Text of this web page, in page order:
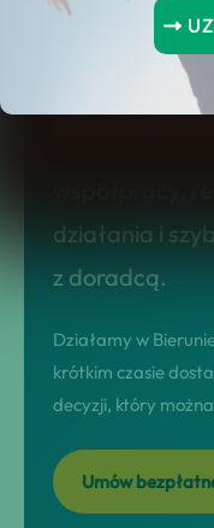
sprawdź ofertę
siebie!,
działania i
z doradcą.
Działamy w
krótkim czasie
decyzji, który
Umów